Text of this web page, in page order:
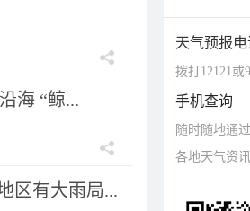
海 “鲸...
区有大雨局...
天气预报
拨打12121或
手机查询
随时随地通
各地天气资讯